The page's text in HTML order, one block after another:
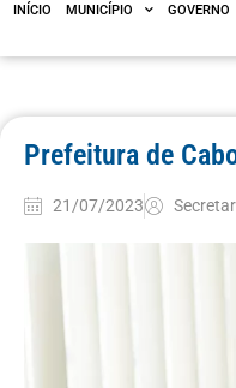
INÍCIO MUNICÍPIO GOVERNO
Prefeitura de
21/07/2023